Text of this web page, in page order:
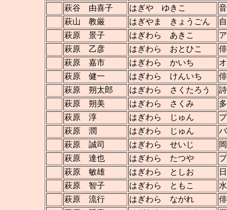
萩谷 由喜子
はぎや ゆきこ
萩山 教厳
はぎやま きょうごん
萩原 景子
はぎわら あきこ
萩原 乙彦
はぎわら おとひこ
萩原 嘉市
はぎわら かいち
萩原 健一
はぎわら けんいち
萩原 朔太郎
はぎわら さくたろう
萩原 朔美
はぎわら さくみ
萩原 淳
はぎわら じゅん
萩原 潤
はぎわら じゅん
萩原 誠司
はぎわら せいじ
萩原 達也
はぎわら たつや
萩原 敏雄
はぎわら としお
萩原 智子
はぎわら ともこ
萩原 流行
はぎわら ながれ